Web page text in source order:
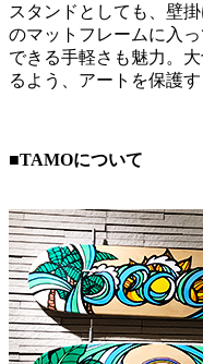
スタンドとしても、壁
のマットフレームに入
できる手軽さも魅力。
るよう、アートを保護
■TAMOについて